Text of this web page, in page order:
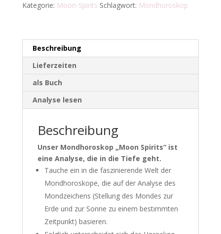
Kategorie: Moon-Spirits Schlagwort: Mondhoroskop
Beschreibung
Lieferzeiten
als Buch
Analyse lesen
Beschreibung
Unser Mondhoroskop „Moon Spirits“ ist
eine Analyse, die in die Tiefe geht.
Tauche ein in die faszinierende Welt der
Mondhoroskope, die auf der Analyse des
Mondzeichens (Stellung des Mondes zur
Erde und zur Sonne zu einem bestimmten
Zeitpunkt) basieren.